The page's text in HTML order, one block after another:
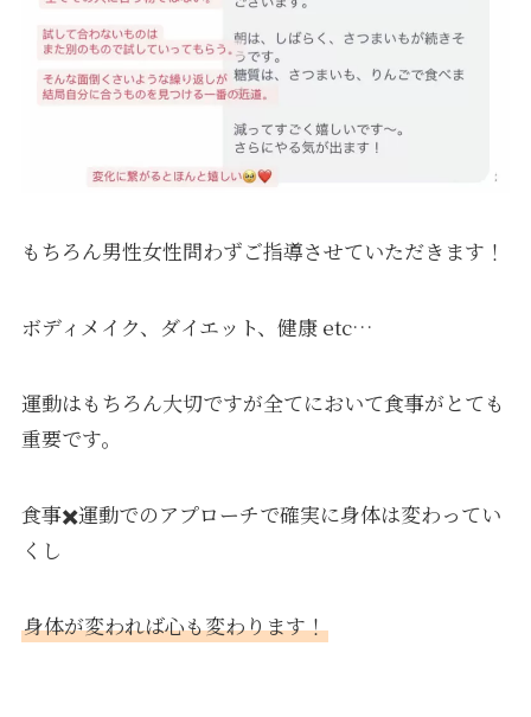
もちろん男性女性問わずご指導させていただきます！
ボディメイク、ダイエット、健康 etc…
運動はもちろん大切ですが全てにおいて食事がとても
重要です。
食事✖️運動でのアプローチで確実に身体は変わってい
くし
身体が変われば心も変わります！